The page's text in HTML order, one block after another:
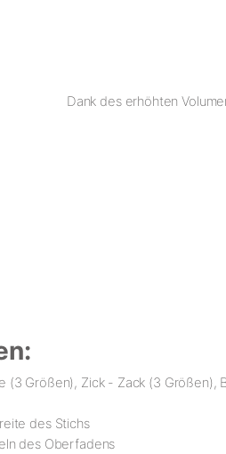
Dank des erhöhten
(3 Größen), Zick - Zack (3 Größen),
des Stichs
des Oberfadens